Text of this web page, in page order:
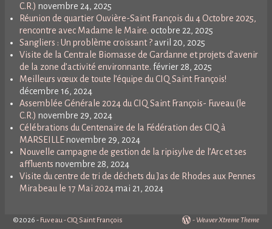
C.R.) novembre 24, 2025
Réunion de quartier Ouvière-Saint François du 4 Octobre 2025,
rencontre avec Madame le Maire. octobre 22, 2025
Sangliers : Un problème croissant ? avril 20, 2025
Visite de la Centrale Biomasse de Gardanne et projets d’avenir
de la zone d’activité environnante. février 28, 2025
Meilleurs vœux de toute l’équipe du CIQ Saint François!
décembre 16, 2024
Assemblée Générale 2024 du CIQ Saint François- Fuveau (le
C.R.) novembre 29, 2024
Célébrations du Centenaire de la Fédération des CIQ à
MARSEILLEnovembre 29, 2024
Nouvelle campagne de gestion de la ripisylve de l’Arc et ses
affluents novembre 28, 2024
Visite du centre de tri de déchets du Jas de Rhodes aux Pennes
Mirabeau le 17 Mai 2024mai 21, 2024
©2026 - Fuveau - CIQ Saint François - Weaver Xtreme Theme